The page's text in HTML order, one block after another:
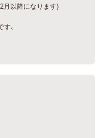
月以降になります)
。